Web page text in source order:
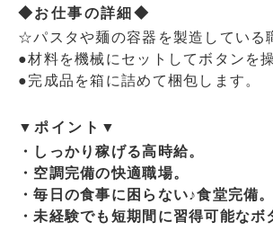
◆お仕事の詳細◆
☆パスタや麺の容器を製造している
●材料を機械にセットしてボタンを
●完成品を箱に詰めて梱包します。
▼ポイント▼
・しっかり稼げる高時給。
・空調完備の快適職場。
・毎日の食事に困らない♪食堂完備。
・未経験でも短期間に習得可能なボ